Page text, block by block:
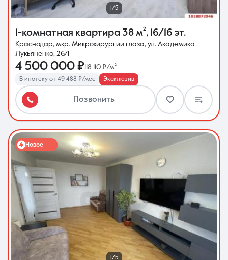
1/5
1-комнатная квартира 38 м², 16/16 эт.
Краснодар, мкр. Микрохирургии глаза, ул. Академика
Лукьяненко, 26/1
4 500 000 ₽ 118 110 ₽/м²
В ипотеку от 49 488 ₽/мес Эксклюзив
Позвонить
1/5
Новое